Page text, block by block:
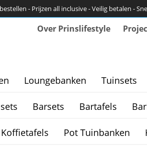
- Prijzen all inclusive - Veilig betalen -
Over Prinslifestyle
Loungebanken Tuinsets
Barsets Bartafels
Koffietafels Pot Tuinbanken